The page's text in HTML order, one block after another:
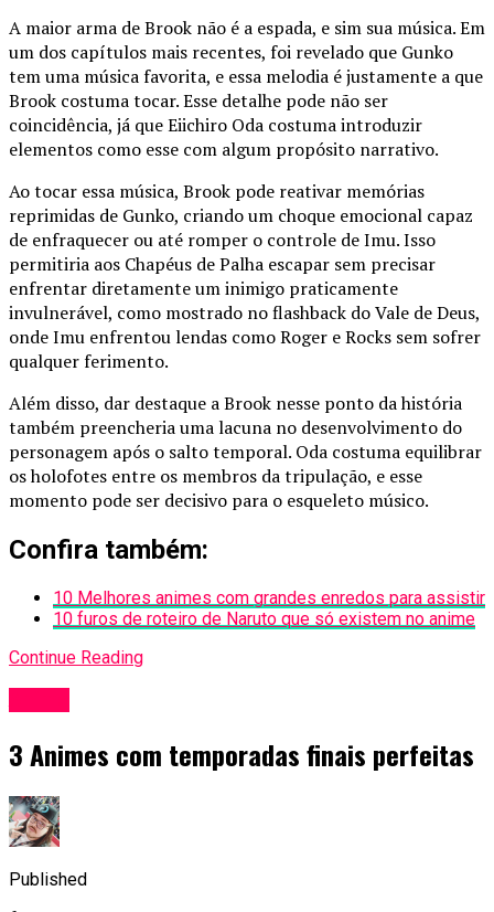
A maior arma de Brook não é a espada, e sim sua música. Em
um dos capítulos mais recentes, foi revelado que Gunko
tem uma música favorita, e essa melodia é justamente a que
Brook costuma tocar. Esse detalhe pode não ser
coincidência, já que Eiichiro Oda costuma introduzir
elementos como esse com algum propósito narrativo.
Ao tocar essa música, Brook pode reativar memórias
reprimidas de Gunko, criando um choque emocional capaz
de enfraquecer ou até romper o controle de Imu. Isso
permitiria aos Chapéus de Palha escapar sem precisar
enfrentar diretamente um inimigo praticamente
invulnerável, como mostrado no flashback do Vale de Deus,
onde Imu enfrentou lendas como Roger e Rocks sem sofrer
qualquer ferimento.
Além disso, dar destaque a Brook nesse ponto da história
também preencheria uma lacuna no desenvolvimento do
personagem após o salto temporal. Oda costuma equilibrar
os holofotes entre os membros da tripulação, e esse
momento pode ser decisivo para o esqueleto músico.
Confira também:
10 Melhores animes com grandes enredos para assistir
10 furos de roteiro de Naruto que só existem no anime
Continue Reading
3 Animes com temporadas finais perfeitas
Published